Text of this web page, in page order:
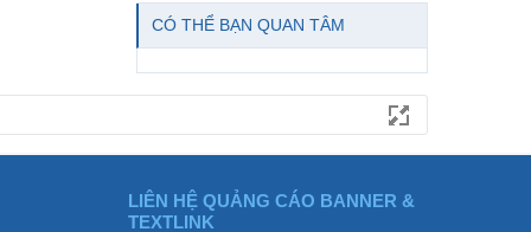
CÓ THỂ BẠN QUAN TÂM
LIÊN HỆ QUẢNG CÁO BANNER &
TEXTLINK